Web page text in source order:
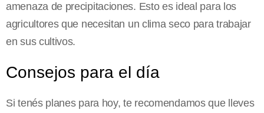
amenaza de precipitaciones. Esto es ideal para los
agricultores que necesitan un clima seco para trabajar
en sus cultivos.
Consejos para el día
Si tenés planes para hoy, te recomendamos que lleves